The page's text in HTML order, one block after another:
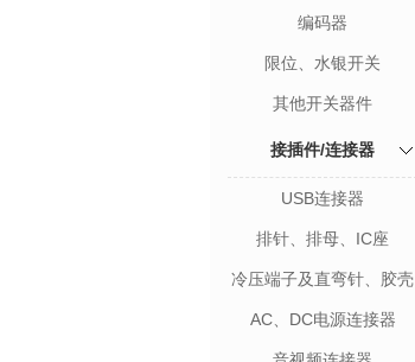
编码器
限位、水银开关
其他开关器件
接插件/连接器
USB连接器
排针、排母、IC座
冷压端子及直弯针、胶壳
AC、DC电源连接器